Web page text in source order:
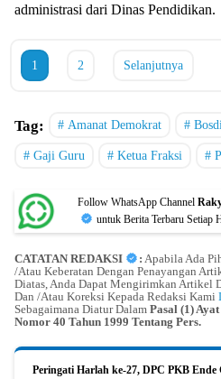
administrasi dari Dinas Pendidikan.
1 2 Selanjutnya
Tag: Amanat Demokrat
Gaji Guru Ketua Fraksi
Follow WhatsApp Channel
untuk Berita Terbaru Setiap
CATATAN REDAKSI : Apabila Ada
/Atau Keberatan Dengan Penayangan
Diatas, Anda Dapat Mengirimkan Artikel
Dan /Atau Koreksi Kepada Redaksi Kami
Sebagaimana Diatur Dalam Pasal (1)
Nomor 40 Tahun 1999 Tentang Pers.
Peringati Harlah ke-27, DPC PKB